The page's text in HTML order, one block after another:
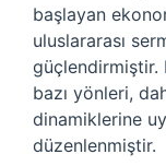
başlayan
uluslararası
güçlendirmiştir.
bazı yönleri,
dinamiklerine
düzenlenmiştir.